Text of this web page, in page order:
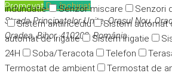
indundatie
Senzor miscare Senzori
Sistem antiincediu
Sistem automat
automat de irigatie
Sistem irigatie
24H
Soba/Teracota Telefon
Termostat de ambient
Termostat de
PromovatDe închiriat
Strada Principatelor Unite, Orașul Nou,
Oradea, Bihor, 410203, România